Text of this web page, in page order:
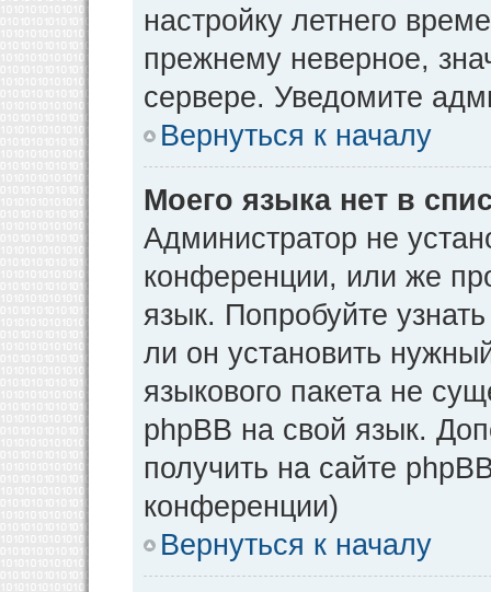
настройку летнего
прежнему неверное,
сервере. Уведомите
Вернуться к началу
Моего языка нет в
Администратор не
конференции, или же
язык. Попробуйте
ли он установить
языкового пакета не
phpBB на свой язык.
получить на сайте
конференции)
Вернуться к началу